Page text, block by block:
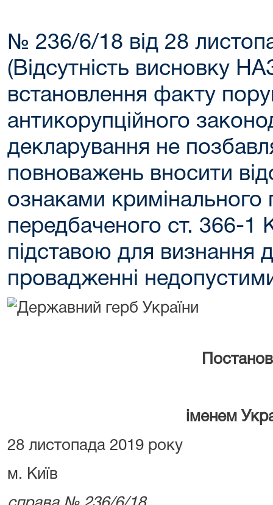
№ 236/6/18 від 28
(Відсутність висновку
встановлення факту
антикорупційного
декларування не
повноважень вносити
ознаками
передбаченого ст. 366-1
підставою для визнання
провадженні
іменем
28 листопада 2019 року
м. Київ